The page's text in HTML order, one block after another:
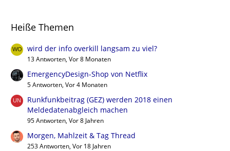
Heiße Themen
wird der info overkill langsam zu viel?
13 Antworten, Vor 8 Monaten
EmergencyDesign-Shop von Netflix
5 Antworten, Vor 4 Monaten
Runkfunkbeitrag (GEZ) werden 2018 einen
Meldedatenabgleich machen
95 Antworten, Vor 8 Jahren
Morgen, Mahlzeit & Tag Thread
253 Antworten, Vor 18 Jahren